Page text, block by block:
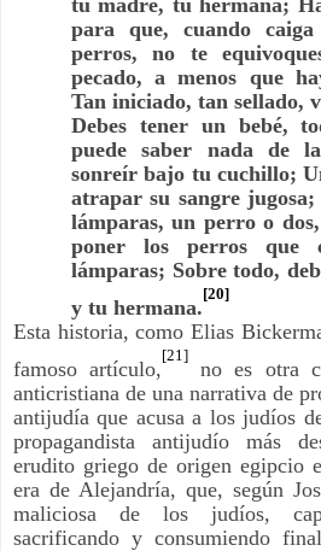
para que, cuando
perros, no te
pecado, a menos que
Tan iniciado, tan sellado,
Debes tener un bebé,
puede saber nada de
sonreír bajo tu cuchillo;
atrapar su sangre
lámparas, un perro o
poner los perros que
lámparas; Sobre todo,
y tu hermana.
[20]
Esta historia, como Elias
famoso artículo,
[21]
no es otra
anticristiana de una narrativa de
antijudía que acusa a los judíos
propagandista antijudío más
erudito griego de origen egipcio
era de Alejandría, que, según
maliciosa de los judíos,
sacrificando y consumiendo